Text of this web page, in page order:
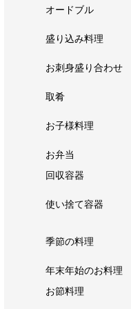
オードブル
盛り込み料理
お刺身盛り合わせ
取肴
お子様料理
お弁当
回収容器
使い捨て容器
季節の料理
年末年始のお料理
お節料理